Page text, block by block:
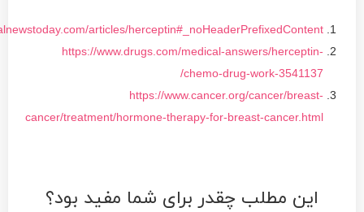
articles/herceptin#_noHeaderPrefixedContent
https://www.drugs.com/medical-answers/herceptin-
chemo-drug-work-3541137/
https://www.cancer.org/cancer/breast-
cancer/treatment/hormone-therapy-for-breast-cancer.html
این مطلب چقدر برای شما مفید بود؟